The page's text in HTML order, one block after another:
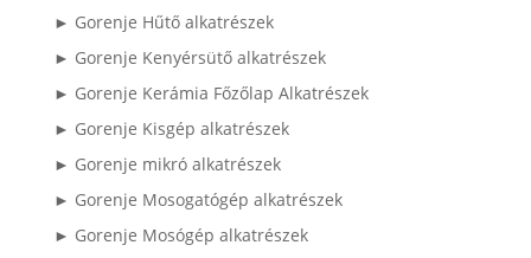
► Gorenje Hűtő alkatrészek
► Gorenje Kenyérsütő alkatrészek
► Gorenje Kerámia Főzőlap Alkatrészek
► Gorenje Kisgép alkatrészek
► Gorenje mikró alkatrészek
► Gorenje Mosogatógép alkatrészek
► Gorenje Mosógép alkatrészek